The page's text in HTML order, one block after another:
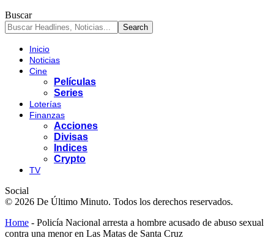
Buscar
Inicio
Noticias
Cine
Películas
Series
Loterías
Finanzas
Acciones
Divisas
Indices
Crypto
TV
Social
© 2026 De Último Minuto. Todos los derechos reservados.
Home - Policía Nacional arresta a hombre acusado de abuso sexual
contra una menor en Las Matas de Santa Cruz